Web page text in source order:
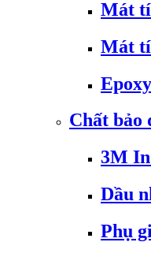
Mát
Mát
Chất bảo
3M
Dầu
Phụ